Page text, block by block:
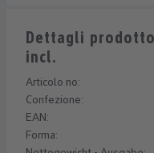
Dettagli
incl.
Articolo no:
Confezione:
EAN:
Forma: